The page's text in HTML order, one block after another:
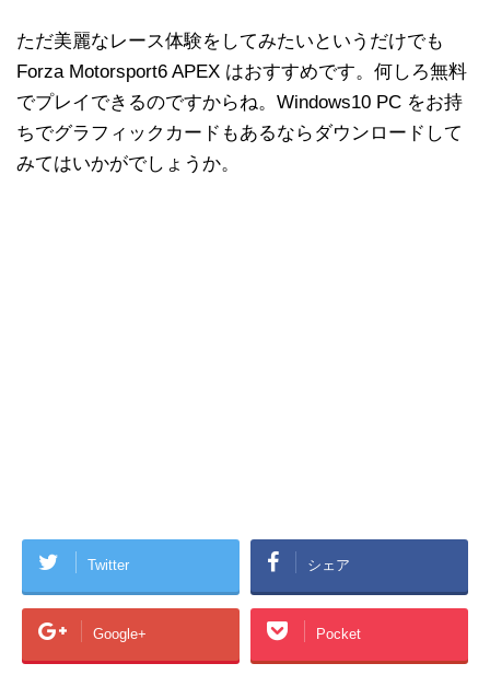
ただ美麗なレース体験をしてみたいというだけでも
Forza Motorsport6 APEX はおすすめです。何しろ無料
でプレイできるのですからね。Windows10 PC をお持
ちでグラフィックカードもあるならダウンロードして
みてはいかがでしょうか。
Twitter シェア
Google+ Pocket